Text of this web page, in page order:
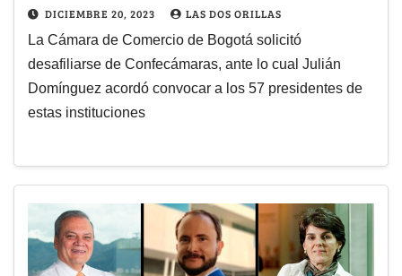
DICIEMBRE 20, 2023 LAS DOS ORILLAS
La Cámara de Comercio de Bogotá solicitó
desafiliarse de Confecámaras, ante lo cual Julián
Domínguez acordó convocar a los 57 presidentes de
estas instituciones